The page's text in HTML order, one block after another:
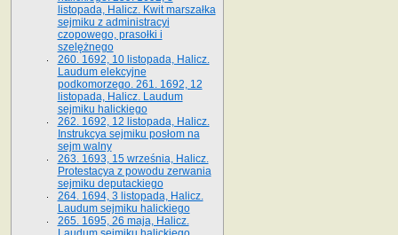
listopada, Halicz. Kwit marszałka
sejmiku z administracyi
czopowego, prasołki i
szelężnego
260. 1692, 10 listopada, Halicz.
Laudum elekcyjne
podkomorzego. 261. 1692, 12
listopada, Halicz. Laudum
sejmiku halickiego
262. 1692, 12 listopada, Halicz.
Instrukcya sejmiku posłom na
sejm walny
263. 1693, 15 września, Halicz.
Protestacya z powodu zerwania
sejmiku deputackiego
264. 1694, 3 listopada, Halicz.
Laudum sejmiku halickiego
265. 1695, 26 maja, Halicz.